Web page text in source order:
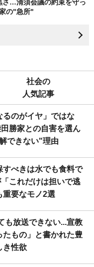
さ…清須会議の約束を守っ
の"急所"
社会の
人気記事
るのがイヤ」ではな
勝家との自害を選ん
できない"理由
すべきは水でも食料で
これだけは担いで逃
重要なモノ2選
も放送できない...宣教
たもの」と書かれた豊
き性欲